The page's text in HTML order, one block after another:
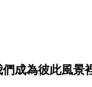
成為彼此風景